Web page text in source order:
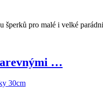
pro malé i velké
…